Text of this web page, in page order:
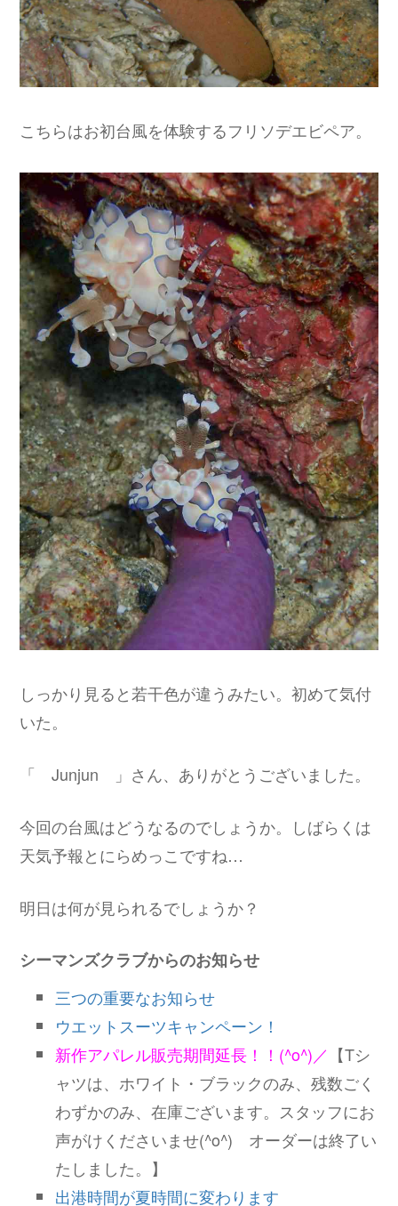
こちらはお初台風を体験するフリソデエビペア。
しっかり見ると若干色が違うみたい。初めて気付
いた。
「 Junjun 」さん、ありがとうございました。
今回の台風はどうなるのでしょうか。しばらくは
天気予報とにらめっこですね…
明日は何が見られるでしょうか？
シーマンズクラブからのお知らせ
三つの重要なお知らせ
ウエットスーツキャンペーン！
新作アパレル販売期間延長！！(^o^)／ 【Tシ
ャツは、ホワイト・ブラックのみ、残数ごく
わずかのみ、在庫ございます。スタッフにお
声がけくださいませ(^o^) オーダーは終了い
たしました。】
出港時間が夏時間に変わります